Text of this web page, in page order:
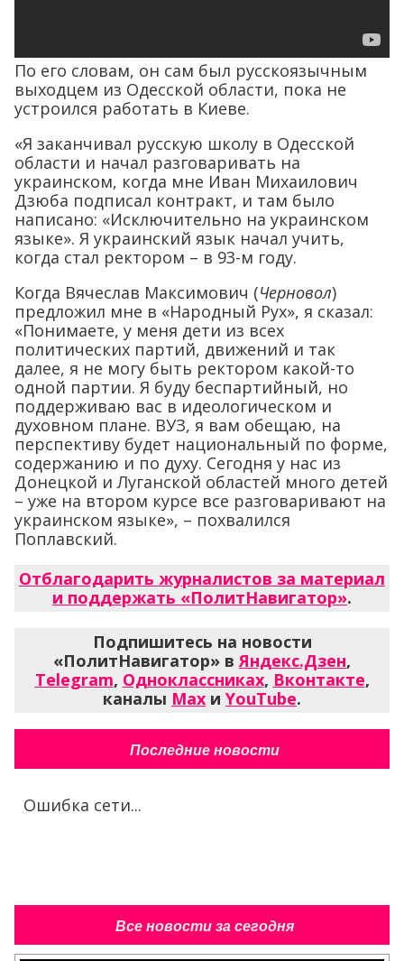
По его словам, он сам был русскоязычным
выходцем из Одесской области, пока не
устроился работать в Киеве.
«Я заканчивал русскую школу в Одесской
области и начал разговаривать на
украинском, когда мне Иван Михаилович
Дзюба подписал контракт, и там было
написано: «Исключительно на украинском
языке». Я украинский язык начал учить,
когда стал ректором – в 93-м году.
Когда Вячеслав Максимович (Черновол)
предложил мне в «Народный Рух», я сказал:
«Понимаете, у меня дети из всех
политических партий, движений и так
далее, я не могу быть ректором какой-то
одной партии. Я буду беспартийный, но
поддерживаю вас в идеологическом и
духовном плане. ВУЗ, я вам обещаю, на
перспективу будет национальный по форме,
содержанию и по духу. Сегодня у нас из
Донецкой и Луганской областей много детей
– уже на втором курсе все разговаривают на
украинском языке», – похвалился
Поплавский.
Отблагодарить журналистов за материал
и поддержать «ПолитНавигатор».
Подпишитесь на новости
«ПолитНавигатор» вЯндекс.Дзен,
Telegram, Одноклассниках, Вконтакте,
каналы Max и YouTube.
Последние новости
Ошибка сети...
Все новости за сегодня